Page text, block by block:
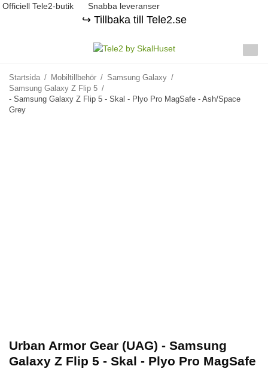
Officiell Tele2-butik Snabba leveranser
↪️ Tillbaka till Tele2.se
Startsida / Mobiltillbehör / Samsung Galaxy /
Samsung Galaxy Z Flip 5 /
- Samsung Galaxy Z Flip 5 - Skal - Plyo Pro MagSafe - Ash/Space
Grey
Urban Armor Gear (UAG) - Samsung
Galaxy Z Flip 5 - Skal - Plyo Pro MagSafe